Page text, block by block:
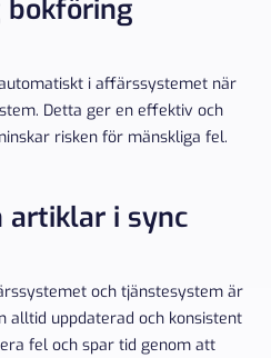
bokföring
i affärssystemet när
Detta ger en effektiv och
risken för mänskliga fel.
artiklar i sync
och tjänstesystem är
alltid uppdaterad och konsistent
fel och spar tid genom att